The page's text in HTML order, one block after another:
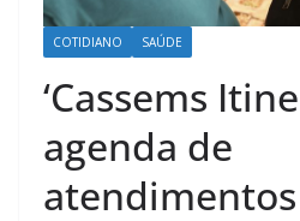
COTIDIANO SAÚDE
‘Cassems
agenda de